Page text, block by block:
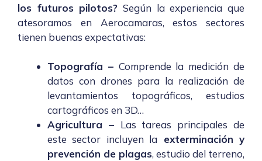
los futuros pilotos? Según la experiencia que
atesoramos en Aerocamaras, estos sectores
tienen buenas expectativas:
Topografía – Comprende la medición de
datos con drones para la realización de
levantamientos topográficos, estudios
cartográficos en 3D…
Agricultura – Las tareas principales de
este sector incluyen la exterminación y
prevención de plagas, estudio del terreno,